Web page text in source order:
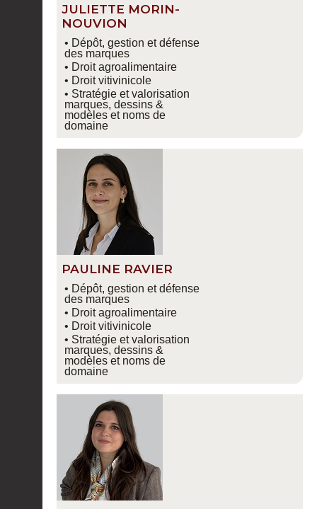
JULIETTE MORIN-
NOUVION
• Dépôt, gestion et défense
des marques
• Droit agroalimentaire
• Droit vitivinicole
• Stratégie et valorisation
marques, dessins &
modèles et noms de
domaine
PAULINE RAVIER
• Dépôt, gestion et défense
des marques
• Droit agroalimentaire
• Droit vitivinicole
• Stratégie et valorisation
marques, dessins &
modèles et noms de
domaine